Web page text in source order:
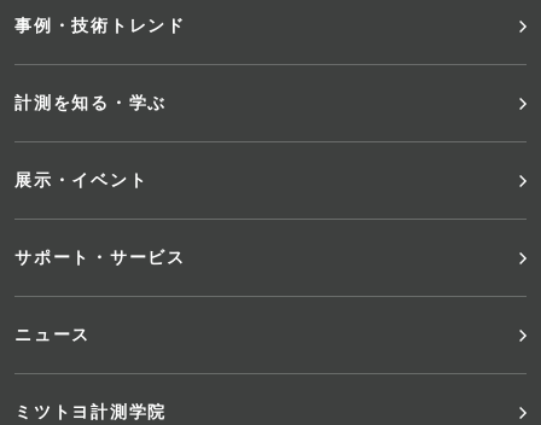
ー
メ
ュ
ー
事例・技術トレンド
計測を知る・学ぶ
展示・イベント
サポート・サービス
ニュース
ミツトヨ計測学院